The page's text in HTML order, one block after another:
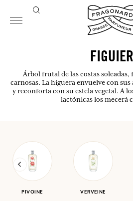
FIGUIER
Árbol frutal de las costas soleadas,
carnosas. La higuera envuelve con
y reconforta con su estela vegetal. A
lactónicas los mecerá
PIVOINE VERVEINE